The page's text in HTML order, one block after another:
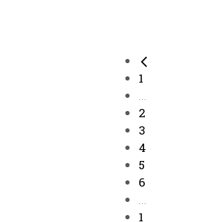
1
...
2
3
4
5
6
...
1